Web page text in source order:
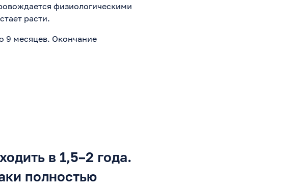
физиологическими
расти.
9 месяцев. Окончание
в 1,5–2 года.
полностью